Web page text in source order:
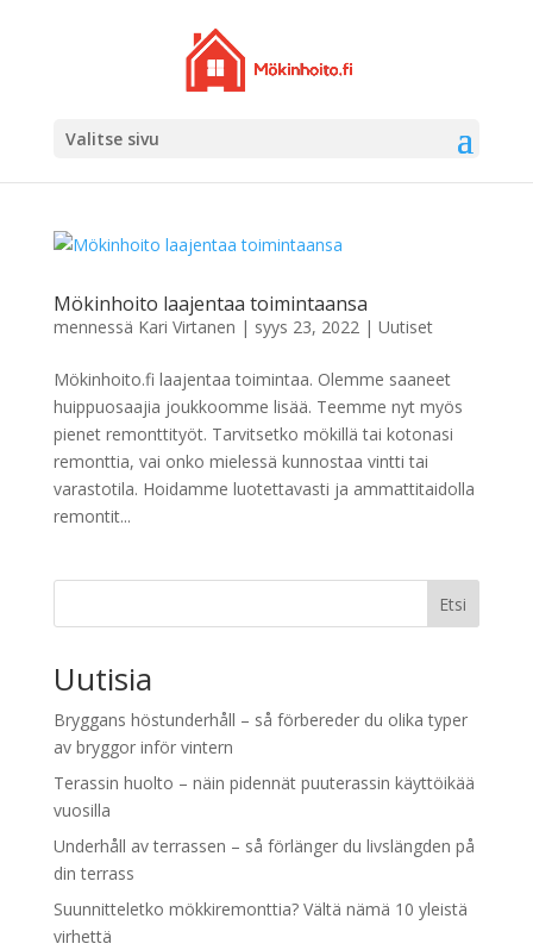
Valitse sivu
Mökinhoito laajentaa toimintaansa
mennessä Kari Virtanen | syys 23, 2022| Uutiset
Mökinhoito.fi laajentaa toimintaa. Olemme saaneet
huippuosaajia joukkoomme lisää. Teemme nyt myös
pienet remonttityöt. Tarvitsetko mökillä tai kotonasi
remonttia, vai onko mielessä kunnostaa vintti tai
varastotila. Hoidamme luotettavasti ja ammattitaidolla
remontit...
Etsi
Uutisia
Bryggans höstunderhåll – så förbereder du olika typer
av bryggor inför vintern
Terassin huolto – näin pidennät puuterassin käyttöikää
vuosilla
Underhåll av terrassen – så förlänger du livslängden på
din terrass
Suunnitteletko mökkiremonttia? Vältä nämä 10 yleistä
virhettä